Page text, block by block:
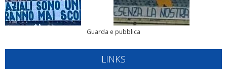
Guarda e pubblica
LINKS